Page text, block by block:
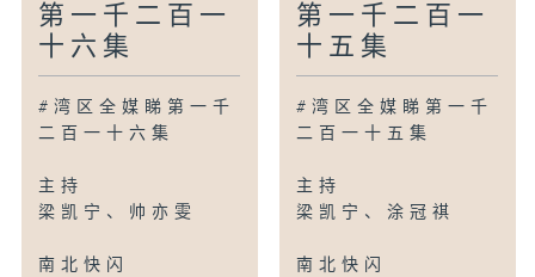
第一千二百一
十六集
#湾区全媒睇第一千
二百一十六集
主持
梁凯宁、帅亦雯
南北快闪
第一千二百一
十五集
#湾区全媒睇第一千
二百一十五集
主持
梁凯宁、涂冠祺
南北快闪